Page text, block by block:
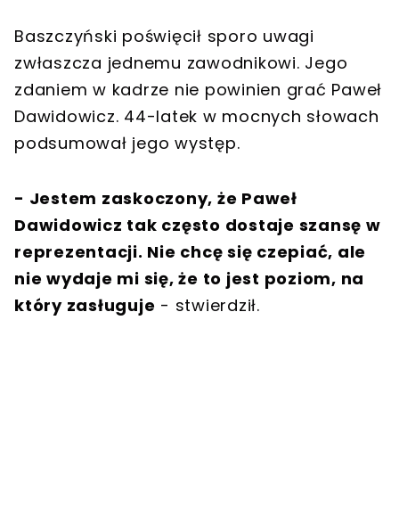
Baszczyński poświęcił sporo uwagi
zwłaszcza jednemu zawodnikowi. Jego
zdaniem w kadrze nie powinien grać Paweł
Dawidowicz. 44-latek w mocnych słowach
podsumował jego występ.
- Jestem zaskoczony, że Paweł
Dawidowicz tak często dostaje szansę w
reprezentacji. Nie chcę się czepiać, ale
nie wydaje mi się, że to jest poziom, na
który zasługuje - stwierdził.